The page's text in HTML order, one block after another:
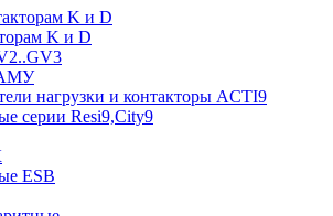
K и D
K и D
нагрузки и контакторы ACTI9
серии Resi9,City9
ESB